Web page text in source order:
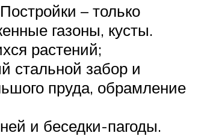
– только
газоны, кусты.
растений;
стальной забор и
пруда, обрамление
и беседки-пагоды.